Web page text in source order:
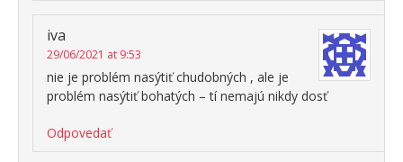
iva
29/06/2021 at 9:53
nie je problém nasýtiť chudobných , ale je
problém nasýtiť bohatých – tí nemajú nikdy dosť
Odpovedať